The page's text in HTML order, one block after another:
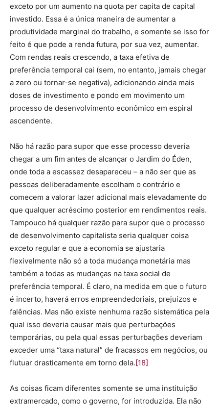
exceto por um aumento na quota per capita de capital
investido. Essa é a única maneira de aumentar a
produtividade marginal do trabalho, e somente se isso for
feito é que pode a renda futura, por sua vez, aumentar.
Com rendas reais crescendo, a taxa efetiva de
preferência temporal cai (sem, no entanto, jamais chegar
a zero ou tornar-se negativa), adicionando ainda mais
doses de investimento e pondo em movimento um
processo de desenvolvimento econômico em espiral
ascendente.
Não há razão para supor que esse processo deveria
chegar a um fim antes de alcançar o Jardim do Éden,
onde toda a escassez desapareceu – a não ser que as
pessoas deliberadamente escolham o contrário e
comecem a valorar lazer adicional mais elevadamente do
que qualquer acréscimo posterior em rendimentos reais.
Tampouco há qualquer razão para supor que o processo
de desenvolvimento capitalista seria qualquer coisa
exceto regular e que a economia se ajustaria
flexivelmente não só a toda mudança monetária mas
também a todas as mudanças na taxa social de
preferência temporal. É claro, na medida em que o futuro
é incerto, haverá erros empreendedoriais, prejuízos e
falências. Mas não existe nenhuma razão sistemática pela
qual isso deveria causar mais que perturbações
temporárias, ou pela qual essas perturbações deveriam
exceder uma “taxa natural” de fracassos em negócios, ou
flutuar drasticamente em torno dela.[18]
As coisas ficam diferentes somente se uma instituição
extramercado, como o governo, for introduzida. Ela não